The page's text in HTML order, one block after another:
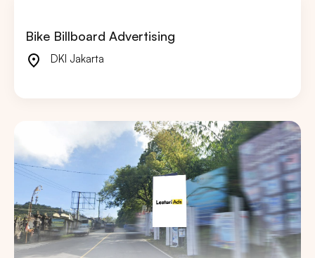
Bike Billboard Advertising
DKI Jakarta